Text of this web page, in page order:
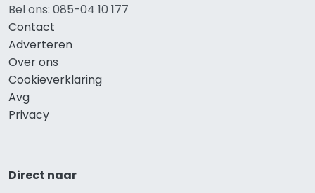
Bel ons: 085-04 10 177
Contact
Adverteren
Over ons
Cookieverklaring
Avg
Privacy
Direct naar